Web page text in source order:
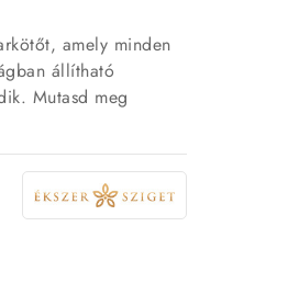
amely minden
állítható
Mutasd meg